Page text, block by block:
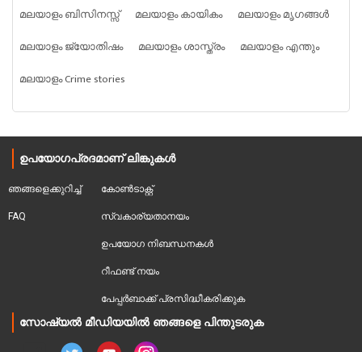
മലയാളം ബിസിനസ്സ്
മലയാളം കായികം
മലയാളം മൃഗങ്ങൾ
മലയാളം ജ്യോതിഷം
മലയാളം ശാസ്ത്രം
മലയാളം എന്തും
മലയാളം Crime stories
ഉപയോഗപ്രദമാണ് ലിങ്കുകൾ
ഞങ്ങളെക്കുറിച്ച്
FAQ
കോൺടാക്റ്റ്
സ്വകാര്യതാനയം
ഉപയോഗ നിബന്ധനകൾ
റീഫണ്ട് നയം
പേപ്പർബാക്ക് പ്രസിദ്ധീകരിക്കുക
സോഷ്യൽ മീഡിയയിൽ ഞങ്ങളെ പിന്തുടരുക